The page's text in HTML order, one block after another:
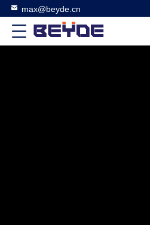
max@beyde.cn